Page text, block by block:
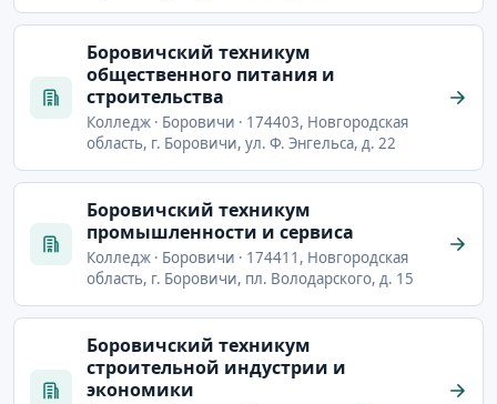
Боровичский техникум
общественного питания и
строительства
Колледж · Боровичи · 174403, Новгородская
область, г. Боровичи, ул. Ф. Энгельса, д. 22
Боровичский техникум
промышленности и сервиса
Колледж · Боровичи · 174411, Новгородская
область, г. Боровичи, пл. Володарского, д. 15
Боровичский техникум
строительной индустрии и
экономики